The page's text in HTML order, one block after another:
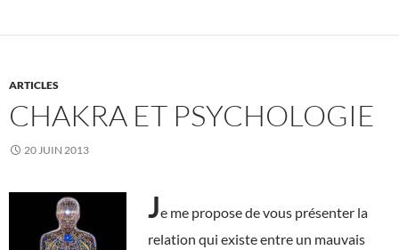
ARTICLES
CHAKRA ET PSYCHOLOGIE
20 JUIN 2013
Je me propose de vous présenter la
relation qui existe entre un mauvais